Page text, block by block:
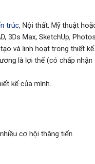
trúc, Nội thất, Mỹ thuật
3Ds Max, SketchUp,
và linh hoạt trong thiết kế.
là lợi thế (có chấp
kế của mình.
cơ hội thăng tiến.